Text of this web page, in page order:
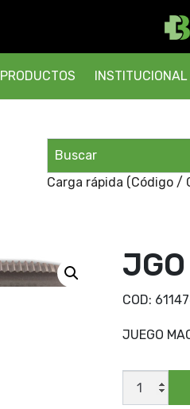
PRODUCTOS INSTITUCIONAL
Carga rápida (Código /
COD:
JUEGO
JGO
MACHOS
URANGA